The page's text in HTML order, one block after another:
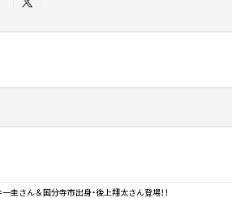
圭さん＆国分寺市出身・後上翔太さん登場！！